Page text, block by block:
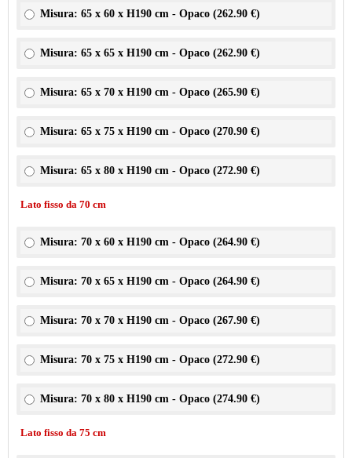
Misura: 65 x 60 x H190 cm - Opaco (262.90 €)
Misura: 65 x 65 x H190 cm - Opaco (262.90 €)
Misura: 65 x 70 x H190 cm - Opaco (265.90 €)
Misura: 65 x 75 x H190 cm - Opaco (270.90 €)
Misura: 65 x 80 x H190 cm - Opaco (272.90 €)
Lato fisso da 70 cm
Misura: 70 x 60 x H190 cm - Opaco (264.90 €)
Misura: 70 x 65 x H190 cm - Opaco (264.90 €)
Misura: 70 x 70 x H190 cm - Opaco (267.90 €)
Misura: 70 x 75 x H190 cm - Opaco (272.90 €)
Misura: 70 x 80 x H190 cm - Opaco (274.90 €)
Lato fisso da 75 cm